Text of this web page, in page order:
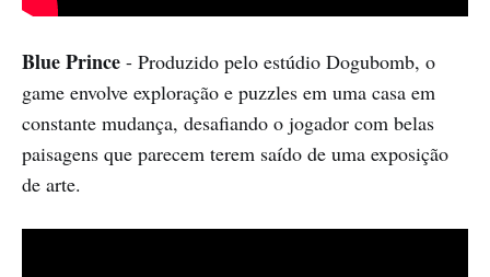
Blue Prince - Produzido pelo estúdio Dogubomb, o
game envolve exploração e puzzles em uma casa em
constante mudança, desafiando o jogador com belas
paisagens que parecem terem saído de uma exposição
de arte.